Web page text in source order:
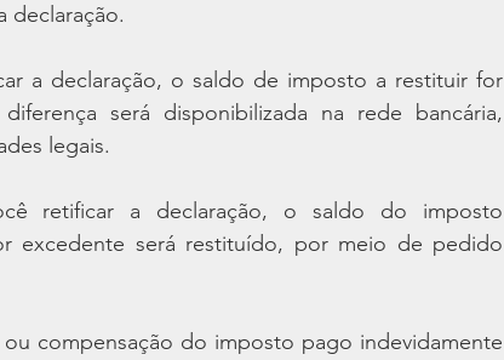
declaração.
a declaração, o saldo de imposto a restituir for
será disponibilizada na rede bancária,
legais.
retificar a declaração, o saldo do imposto
excedente será restituído, por meio de pedido
compensação do imposto pago indevidamente